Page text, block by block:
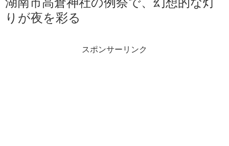
りが夜を彩る
スポンサーリンク